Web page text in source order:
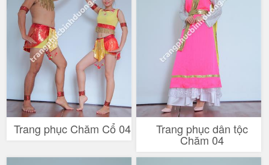
Trang phục Chăm Cổ 04 Trang phục dân tộc
Chăm 04